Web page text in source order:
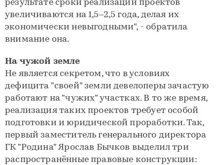
результате сроки реализации проектов
увеличиваются на 1,5–2,5 года, делая их
экономически невыгодными", - обратила
внимание она.
На чужой земле
Не является секретом, что в условиях
дефицита "своей" земли девелоперы зачастую
работают на "чужих" участках. В то же время,
реализация таких проектов требует особой
подготовки и юридической проработки. Так,
первый заместитель генерального директора
ГК "Родина" Ярослав Бычков выделил три
распространённые правовые конструкции: